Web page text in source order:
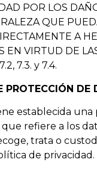
POR LOS
QUE
A
EN VIRTUD DE
7.3. y 7.4.
PROTECCIÓN DE
establecida
refiere a los
trata o
de privacidad.